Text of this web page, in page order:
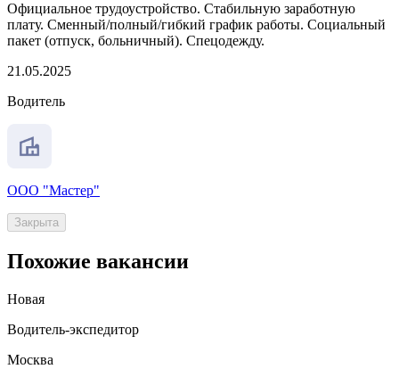
Официальное трудоустройство. Стабильную заработную
плату. Сменный/полный/гибкий график работы. Социальный
пакет (отпуск, больничный). Спецодежду.
21.05.2025
Водитель
ООО "Мастер"
Закрыта
Похожие вакансии
Новая
Водитель-экспедитор
Москва